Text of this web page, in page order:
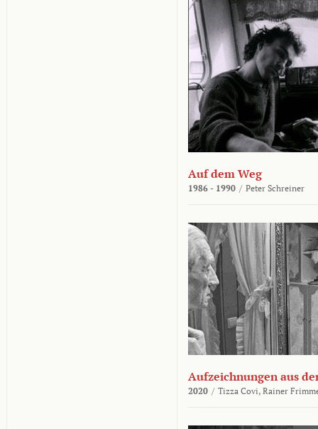
Auf dem Weg
1986 - 1990 / Peter Schreiner
Aufzeichnungen aus
2020 / Tizza Covi, Rainer